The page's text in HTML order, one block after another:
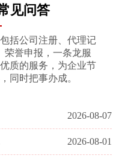
见问答
括公司注册、代理记
荣誉申报，一条龙服
质的服务，为企业节
同时把事办成。
2026-08-07
2026-08-01